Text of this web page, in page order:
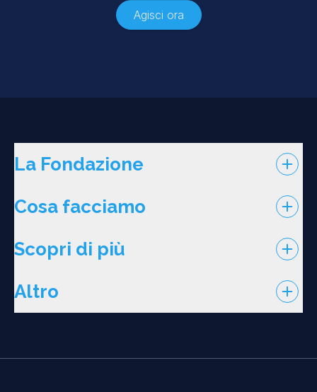
Agisci ora
La Fondazione
Cosa facciamo
Scopri di più
Altro